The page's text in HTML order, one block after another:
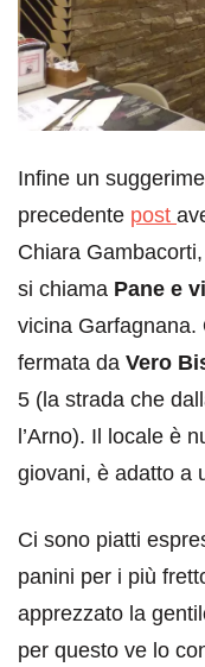
Infine un
precedente post
Chiara
si chiama Pane e
vicina Garfagnana.
fermata da Vero
5 (la strada che
l’Arno). Il locale è
giovani, è adatto a
Ci sono piatti
panini per i più
apprezzato la
per questo ve lo